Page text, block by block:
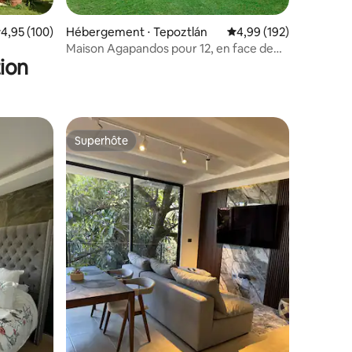
: 4,88 sur 5
moyenne sur la base de 100 commentaires : 4,95 sur 5
4,95 (100)
Hébergement ⋅ Tepoztlán Évaluation moyenne
4,99 (192)
Maison Agapandos pour 12, en face de
Superhôte
Superhôte